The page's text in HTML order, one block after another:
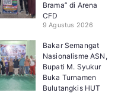
Brama” di Arena
CFD
9 Agustus 2026
Bakar Semangat
Nasionalisme ASN,
Bupati M. Syukur
Buka Turnamen
Bulutangkis HUT